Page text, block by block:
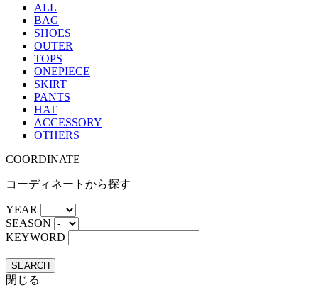
ALL
BAG
SHOES
OUTER
TOPS
ONEPIECE
SKIRT
PANTS
HAT
ACCESSORY
OTHERS
COORDINATE
コーディネートから探す
YEAR
SEASON
KEYWORD
SEARCH
閉じる